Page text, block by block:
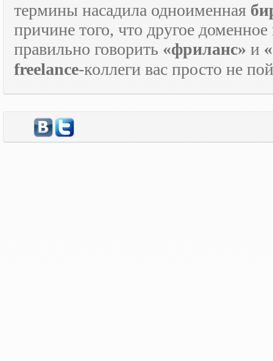
термины насадила одноименная
причине того, что другое
правильно говорить «фриланс» и
freelance-коллеги вас просто не